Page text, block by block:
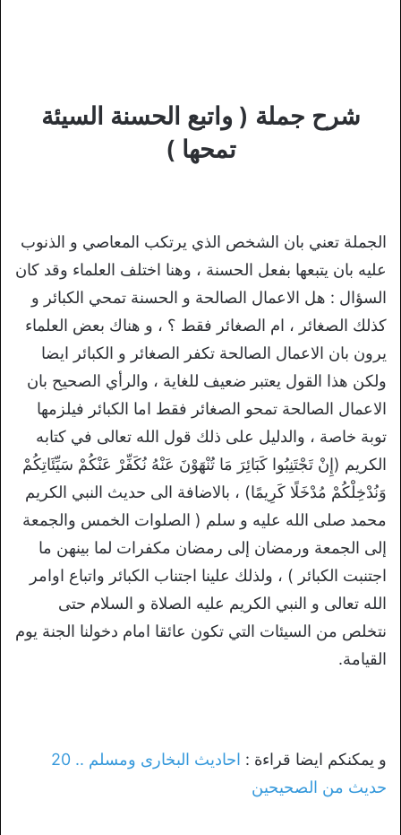
شرح جملة ( واتبع الحسنة السيئة
تمحها )
الجملة تعني بان الشخص الذي يرتكب المعاصي و الذنوب
عليه بان يتبعها بفعل الحسنة ، وهنا اختلف العلماء وقد كان
السؤال : هل الاعمال الصالحة و الحسنة تمحي الكبائر و
كذلك الصغائر ، ام الصغائر فقط ؟ ، و هناك بعض العلماء
يرون بان الاعمال الصالحة تكفر الصغائر و الكبائر ايضا
ولكن هذا القول يعتبر ضعيف للغاية ، والرأي الصحيح بان
الاعمال الصالحة تمحو الصغائر فقط اما الكبائر فيلزمها
توبة خاصة ، والدليل على ذلك قول الله تعالى في كتابه
الكريم (إِنْ تَجْتَنِبُوا كَبَائِرَ مَا تُنْهَوْنَ عَنْهُ نُكَفِّرْ عَنْكُمْ سَيِّئَاتِكُمْ
وَنُدْخِلْكُمْ مُدْخَلًا كَرِيمًا) ، بالاضافة الى حديث النبي الكريم
محمد صلى الله عليه و سلم ( الصلوات الخمس والجمعة
إلى الجمعة ورمضان إلى رمضان مكفرات لما بينهن ما
اجتنبت الكبائر ) ، ولذلك علينا اجتناب الكبائر واتباع اوامر
الله تعالى و النبي الكريم عليه الصلاة و السلام حتى
نتخلص من السيئات التي تكون عائقا امام دخولنا الجنة يوم
القيامة.
و يمكنكم ايضا قراءة :
احاديث البخارى ومسلم .. 20
حديث من الصحيحين